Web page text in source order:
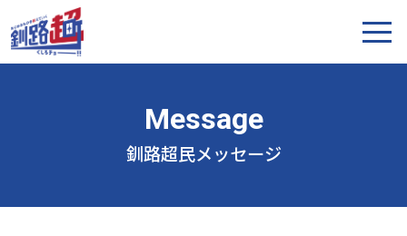
釧路超民メッセージ